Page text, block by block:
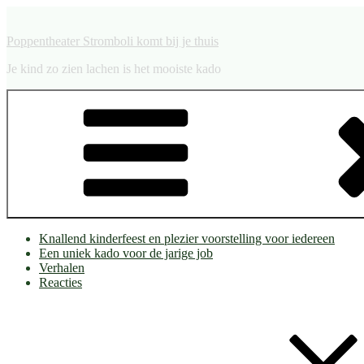
de
Poppentheater Stromboli komt bij je thuis
Je kind zo zien lachen is het mooiste kado
Knallend kinderfeest en plezier voorstelling voor iedereen
Een uniek kado voor de jarige job
Verhalen
Reacties